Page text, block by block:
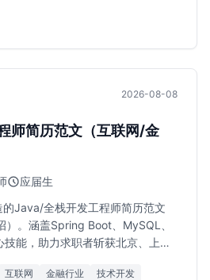
2026-08-08
师简历范文（互联网/金
应届生
Java/全栈开发工程师简历范文
）。涵盖Spring Boot、MySQL、
能，助力求职者斩获北京、上
互联网 金融行业
技术开发